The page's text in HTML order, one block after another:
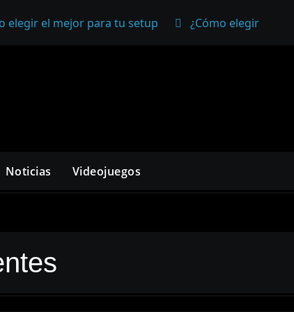
elegir el mejor para tu setup ¿Cómo elegir un
Noticias Videojuegos